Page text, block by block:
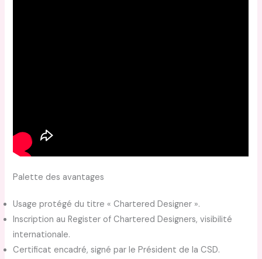
Palette des avantages
Usage protégé du titre « Chartered Designer ».
Inscription au Register of Chartered Designers, visibilité
internationale.
Certificat encadré, signé par le Président de la CSD.